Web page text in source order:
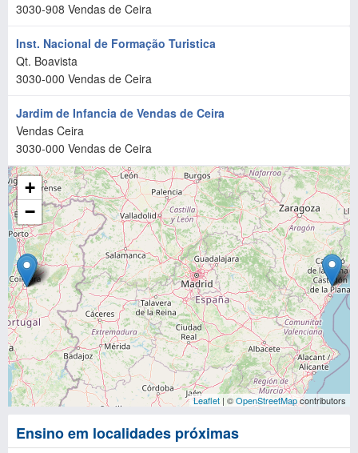
3030-908 Vendas de Ceira
Inst. Nacional de Formação Turistica
Qt. Boavista
3030-000 Vendas de Ceira
Jardim de Infancia de Vendas de Ceira
Vendas Ceira
3030-000 Vendas de Ceira
+
−
Leaflet | ©OpenStreetMapcontributors
Ensino em localidades próximas